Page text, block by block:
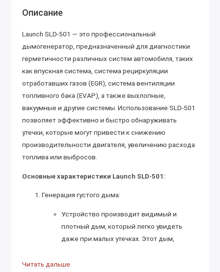
Описание
Launch SLD-501 — это профессиональный
дымогенератор, предназначенный для диагностики
герметичности различных систем автомобиля, таких
как впускная система, система рециркуляции
отработавших газов (EGR), система вентиляции
топливного бака (EVAP), а также выхлопные,
вакуумные и другие системы. Использование SLD-501
позволяет эффективно и быстро обнаруживать
утечки, которые могут привести к снижению
производительности двигателя, увеличению расхода
топлива или выбросов.
Основные характеристики Launch SLD-501:
Генерация густого дыма:
Устройство производит видимый и
плотный дым, который легко увидеть
даже при малых утечках. Этот дым,
герметичность нарушена.
Читать дальше